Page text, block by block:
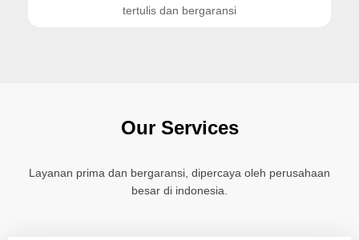
tertulis dan bergaransi
Our Services
Layanan prima dan bergaransi, dipercaya oleh perusahaan
besar di indonesia.